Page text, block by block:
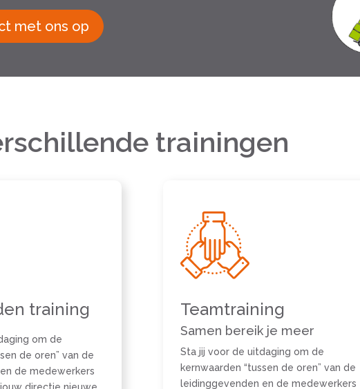
met ons op
trainingen
training
om de
de oren” van de
de medewerkers
Teamtraining
Samen bereik je meer
Sta jij voor de uitdaging om de
kernwaarden “tussen de oren” van de
leidinggevenden en de medewerkers